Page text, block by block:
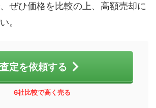
ぜひ価格を比較の上、高額売却に
。
査定を依頼する
6社比較で高く売る